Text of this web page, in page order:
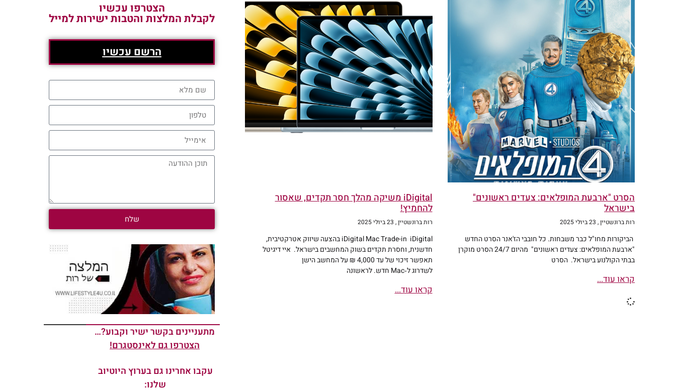
הסרט "ארבעת המופלאים: צעדים ראשונים"
בישראל
רות ברונשטיין 23 ביולי 2025
הביקורות מחו"ל כבר משבחות. כל חובבי הז'אנר הסרט החדש
"ארבעת המופלאים: צעדים ראשונים" מהיום 24/7 הסרט מוקרן
בבתי הקולנוע בישראל. הסרט
קראו עוד...
iDigital משיקה מהלך חסר תקדים, שאסור
להחמיץ!
רות ברונשטיין 23 ביולי 2025
iDigital Mac Trade-in iDigital בהצעה שיווק אטרקטיבית,
חדשנית, וחסרת תקדים בשוק המחשבים בישראל. איי דיגיטל
תאפשר זיכוי של עד 4,000 ₪ על המחשב הישן
לשדרוג ל‑Mac חדש. לראשונה
קראו עוד...
הצטרפו עכשיו
לקבלת המלצות והטבות ישירות למייל
הרשם עכשיו
שלח
מתעניינים בקשר ישיר וקבוע?…
הצטרפו גם לאינסטגרם!
עקבו אחרינו גם בערוץ היוטיוב
שלנו: